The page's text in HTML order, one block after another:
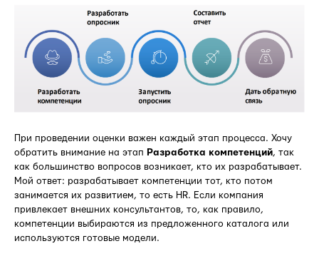
При проведении оценки важен каждый этап процесса. Хочу
обратить внимание на этап Разработка компетенций, так
как большинство вопросов возникает, кто их разрабатывает.
Мой ответ: разрабатывает компетенции тот, кто потом
занимается их развитием, то есть HR. Если компания
привлекает внешних консультантов, то, как правило,
компетенции выбираются из предложенного каталога или
используются готовые модели.